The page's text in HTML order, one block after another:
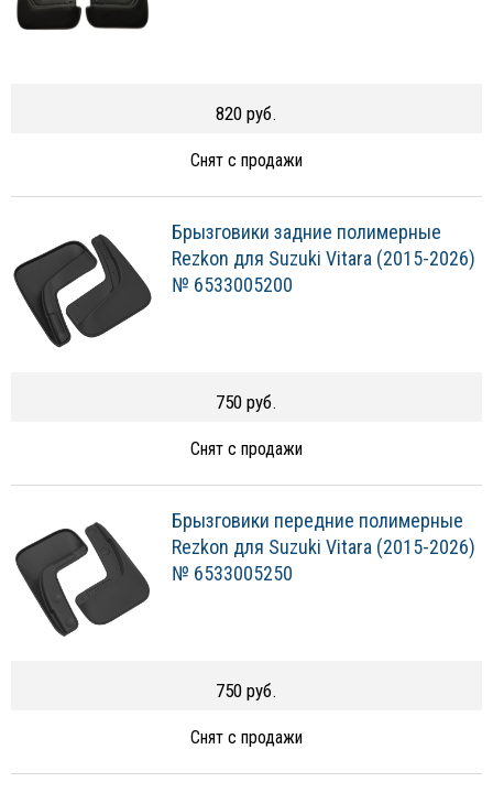
820 руб.
Снят с продажи
Брызговики задние полимерные
Rezkon для Suzuki Vitara (2015-2026)
№ 6533005200
750 руб.
Снят с продажи
Брызговики передние полимерные
Rezkon для Suzuki Vitara (2015-2026)
№ 6533005250
750 руб.
Снят с продажи